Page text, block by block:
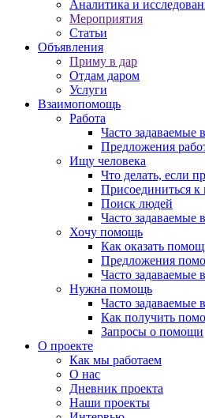
Аналитика и
Мероприятия
Статьи
Объявления
Приму в дар
Отдам даром
Услуги
Взаимопомощь
Работа
Часто задаваемые
Предложения
Ищу человека
Что делать, если
Присоединиться к
Поиск людей
Часто задаваемые
Хочу помощь
Как оказать
Предложения
Часто задаваемые
Нужна помощь
Часто задаваемые
Как получить
Запросы о помощи
О проекте
Как мы работаем
О нас
Дневник проекта
Наши проекты